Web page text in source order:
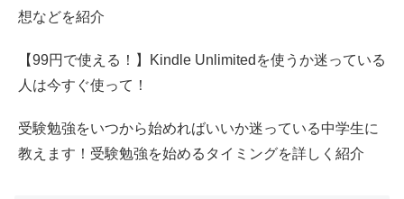
想などを紹介
【99円で使える！】Kindle Unlimitedを使うか迷っている
人は今すぐ使って！
受験勉強をいつから始めればいいか迷っている中学生に
教えます！受験勉強を始めるタイミングを詳しく紹介